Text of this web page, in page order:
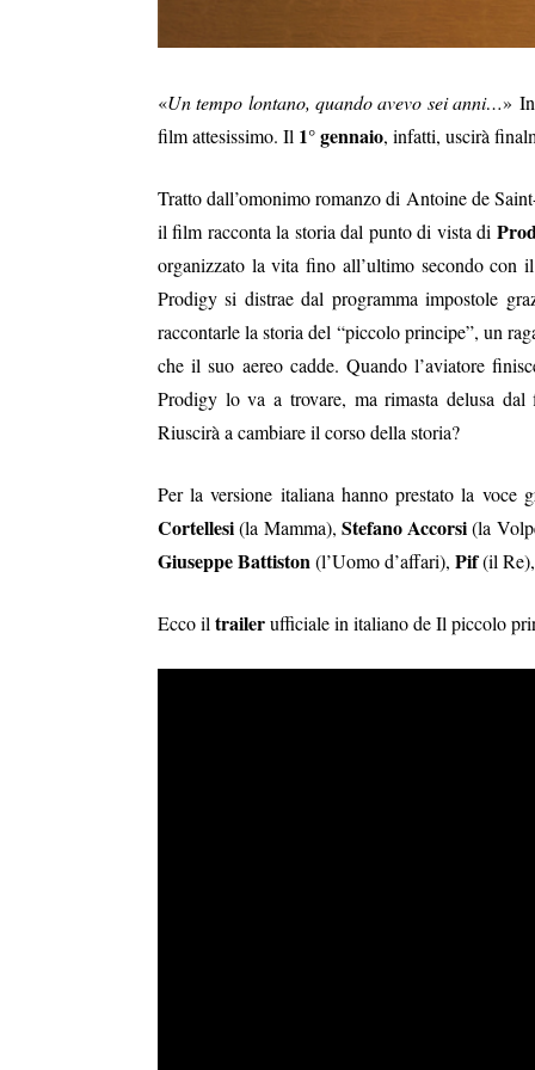
«Un tempo lontano, quando avevo sei anni…»
film attesissimo. Il 1° gennaio, infatti, uscirà
Tratto dall’omonimo romanzo di Antoine de
il film racconta la storia dal punto di vista di
organizzato la vita fino all’ultimo secondo con
Prodigy si distrae dal programma impostole
raccontarle la storia del “piccolo principe”, un
che il suo aereo cadde. Quando l’aviatore
Prodigy lo va a trovare, ma rimasta delusa dal
Riuscirà a cambiare il corso della storia?
Per la versione italiana hanno prestato la voce
Cortellesi(la Mamma), Stefano Accorsi(la
Giuseppe Battiston (l’Uomo d’affari), Pif(il Re),
Ecco il trailerufficiale in italiano de Il piccolo